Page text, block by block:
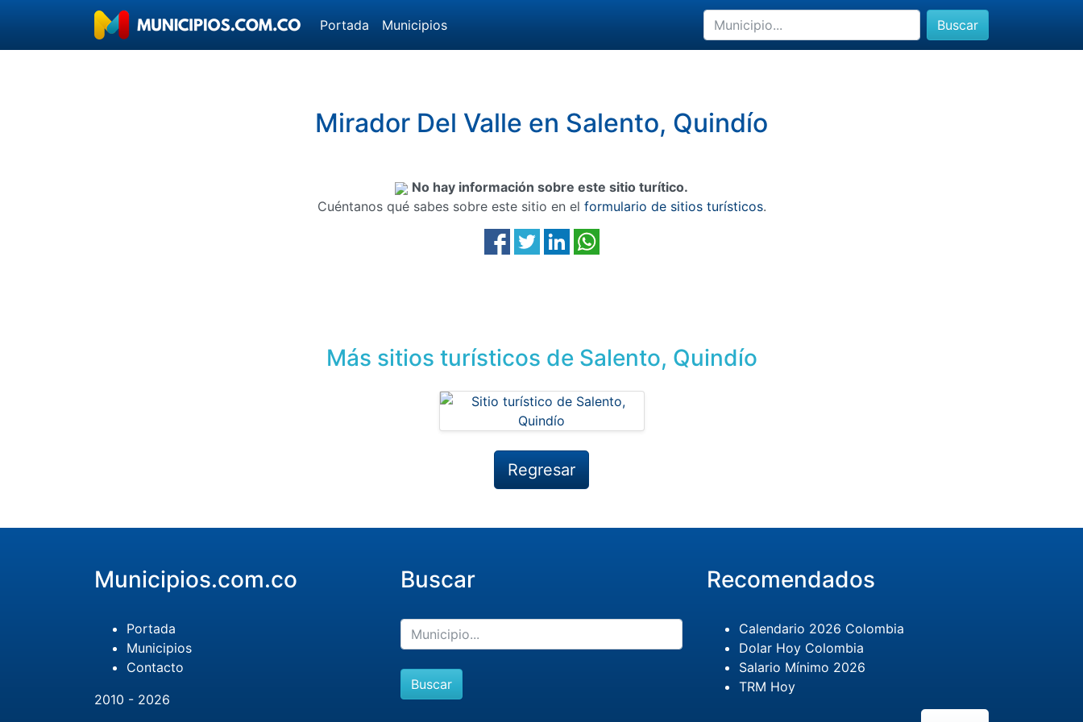
Portada Municipios Buscar
Mirador Del Valle en Salento, Quindío
No hay información sobre este sitio turítico.
Cuéntanos qué sabes sobre este sitio en el formulario de sitios turísticos.
Más sitios turísticos de Salento, Quindío
Regresar
Municipios.com.co
Portada
Municipios
Contacto
2010 - 2026
Buscar
Buscar
Recomendados
Calendario 2026 Colombia
Dolar Hoy Colombia
Salario Mínimo 2026
TRM Hoy